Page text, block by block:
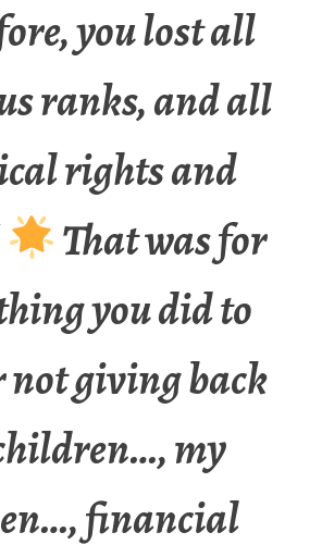
you lost all
ranks, and all
rights and
That was for
you did to
not giving back
my
financial